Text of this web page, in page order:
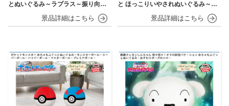
とぬいぐるみ～ラプラス～振り向きv
と ほっこりいやされぬいぐるみ～カ